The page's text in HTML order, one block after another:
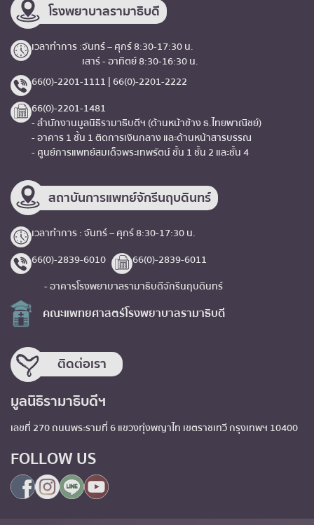
โรงพยาบาลรามาธิบดี
เวลาทำการ :จันทร์ – ศุกร์ 8:30-17:30 น.
เสาร์ - อาทิตย์ 8:30-16:30 น.
66(0)-2201-1111 | 66(0)-2201-2222
66(0)-2201-1481
- สำนักงานมูลนิธิรามาธิบดีฯ (ด้านหน้าข้าง ธ.ไทยพาณิชย์)
- อาคาร 1 ชั้น 1 ติดการเงินกลาง และด้านหน้าสารบรรณ
- ศูนย์การแพทย์สมเด็จพระเทพรัตน์ ชั้น 1 ชั้น 2 และชั้น 4
สถาบันการแพทย์จักรีนฤบดินทร์
เวลาทำการ : จันทร์ – ศุกร์ 8:30-17:30 น.
66(0)-2839-6010
66(0)-2839-6011
- อาคารโรงพยาบาลรามาธิบดีจักรีนฤบดินทร์
คณะแพทยศาสตร์โรงพยาบาลรามาธิบดี
ติดต่อเรา
มูลนิธิรามาธิบดีฯ
เลขที่ 270 ถนนพระรามที่ 6 แขวงทุ่งพญาไท เขตราชเทวี กรุงเทพฯ 10400
FOLLOW US